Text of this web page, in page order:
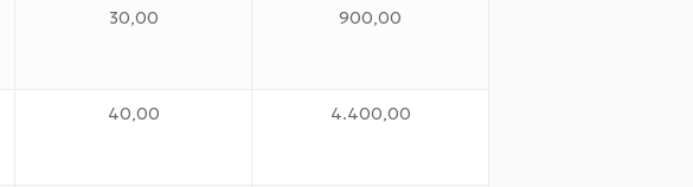
30,00 900,00
40,00 4.400,00